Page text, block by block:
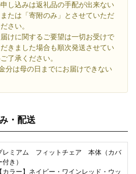
し込みは返礼品の手配が出来ない
たは「寄附のみ」とさせていただ
さい。
けに関するご要望は一切お受けで
きました場合も順次発送させてい
了承ください。
分は母の日までにお届けできない
・配送
レミアム フィットチェア 本体（カバ
付き）
【カラー】ネイビー・ワインレッド・ウッ